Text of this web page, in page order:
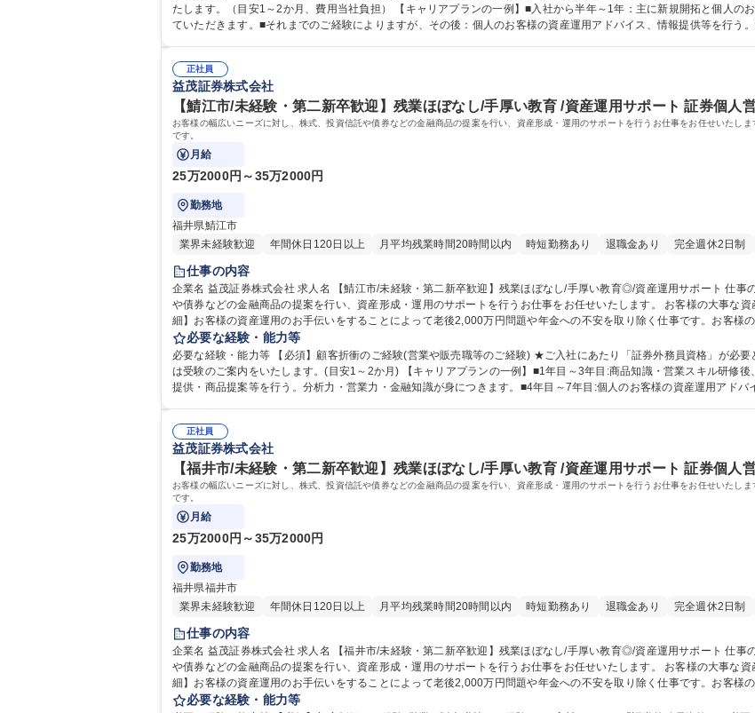
たします。（目安1～2か月、費用当社負担） 【キャリアプランの一例】■入社から半年～1年：主に新規開拓と個人のお客様(休眠客)へ訪問し、情報提供・商品提案等を行っ
ていただきます。■それまでのご経験によりますが、その後：個人のお客様の資産運用アドバイス、情報提供等を行う
正社員
益茂証券株式会社
【鯖江市/未経験・第二新卒歓迎】残業ほぼなし/手厚い教育 /資産運用サポート 証券個人
お客様の幅広いニーズに対し、株式、投資信託や債券などの金融商品の提案を行い、資産形成・運用のサポートを行うお仕事をお任せいたし
です。
月給
25万2000円～35万2000円
勤務地
福井県鯖江市
業界未経験歓迎
年間休日120日以上 月平均残業時間20時間以内 時短勤務あり 退職金あり 完全週休2日制
仕事の内容
企業名 益茂証券株式会社 求人名 【鯖江市/未経験・第二新卒歓迎】残業ほぼなし/手厚い教育◎/資産運用サポート 仕事の内容 お客様の幅広いニーズに対し、株式、投資信託
や債券などの金融商品の提案を行い、資産形成・運用のサポートを行うお仕事をお任せいたします。 お客様の大事な資産
細】お客様の資産運用のお手伝いをすることによって老後2,000万円問題や年金への不安を取り除く仕事です。お客様
ことで日々成長が実感できます。【魅力】。■残業時間もほとんどなく、ライフワークバランスを実現◎平均勤続勤務
他社にはない優位な店舗ネットワークを活かしながら営業いただけます！ 募集
必要な経験・能力等
必要な経験・能力等 【必須】顧客折衝のご経験(営業や販売職等のご経験) ★ご入社にあたり「証券外務員資格」が必
は受験のご案内をいたします。(目安1～2か月) 【キャリアプランの一例】■1年目～3年目:商品知識・営業スキル研修後、主に新規開拓と個人のお客様(休眠客)へ訪問し、情報
提供・商品提案等を行う。分析力・営業力・金融知識が身につきます。■4年目～7年目:個人のお客様の資産運用アド
正社員
益茂証券株式会社
【福井市/未経験・第二新卒歓迎】残業ほぼなし/手厚い教育 /資産運用サポート 証券個人
お客様の幅広いニーズに対し、株式、投資信託や債券などの金融商品の提案を行い、資産形成・運用のサポートを行うお仕事をお任せいたし
です。
月給
25万2000円～35万2000円
勤務地
福井県福井市
業界未経験歓迎
年間休日120日以上 月平均残業時間20時間以内 時短勤務あり 退職金あり 完全週休2日制
仕事の内容
企業名 益茂証券株式会社 求人名 【福井市/未経験・第二新卒歓迎】残業ほぼなし/手厚い教育◎/資産運用サポート 仕事の内容 お客様の幅広いニーズに対し、株式、投資信託
や債券などの金融商品の提案を行い、資産形成・運用のサポートを行うお仕事をお任せいたします。 お客様の大事な資産
細】お客様の資産運用のお手伝いをすることによって老後2,000万円問題や年金への不安を取り除く仕事です。お客様
ことで日々成長が実感できます。【魅力】。■残業時間もほとんどなく、ライフワークバランスを実現◎平均勤続勤務
必要な経験・能力等